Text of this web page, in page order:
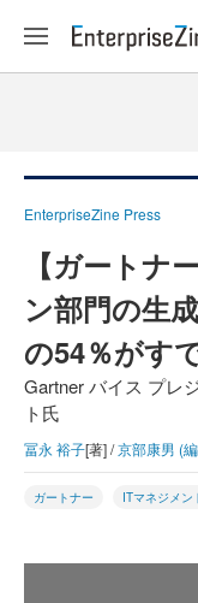
EnterpriseZine Press
【ガートナ
ン部門の生
の54％がす
Gartner バイス プレ
ト氏
冨永 裕子[著] /京部康男 (
ガートナー ITマネジメン